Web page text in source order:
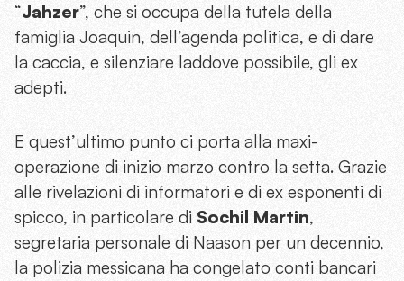
“Jahzer”, che si occupa della tutela della
famiglia Joaquin, dell’agenda politica, e di dare
la caccia, e silenziare laddove possibile, gli ex
adepti.
E quest’ultimo punto ci porta alla maxi-
operazione di inizio marzo contro la setta. Grazie
alle rivelazioni di informatori e di ex esponenti di
spicco, in particolare di Sochil Martin,
segretaria personale di Naason per un decennio,
la polizia messicana ha congelato conti bancari